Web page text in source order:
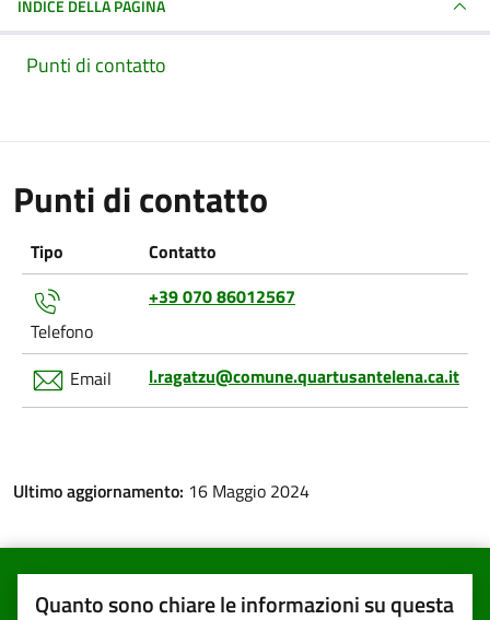
INDICE DELLA PAGINA
Punti di contatto
Punti di contatto
Tipo Contatto
Telefono
+39 070 86012567
Email l.ragatzu@comune.quartusantelena.ca.it
Ultimo aggiornamento: 16 Maggio 2024
Quanto sono chiare le informazioni su questa